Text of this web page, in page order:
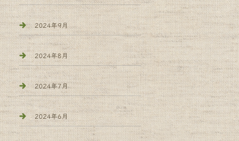
2024年9月
2024年8月
2024年7月
2024年6月